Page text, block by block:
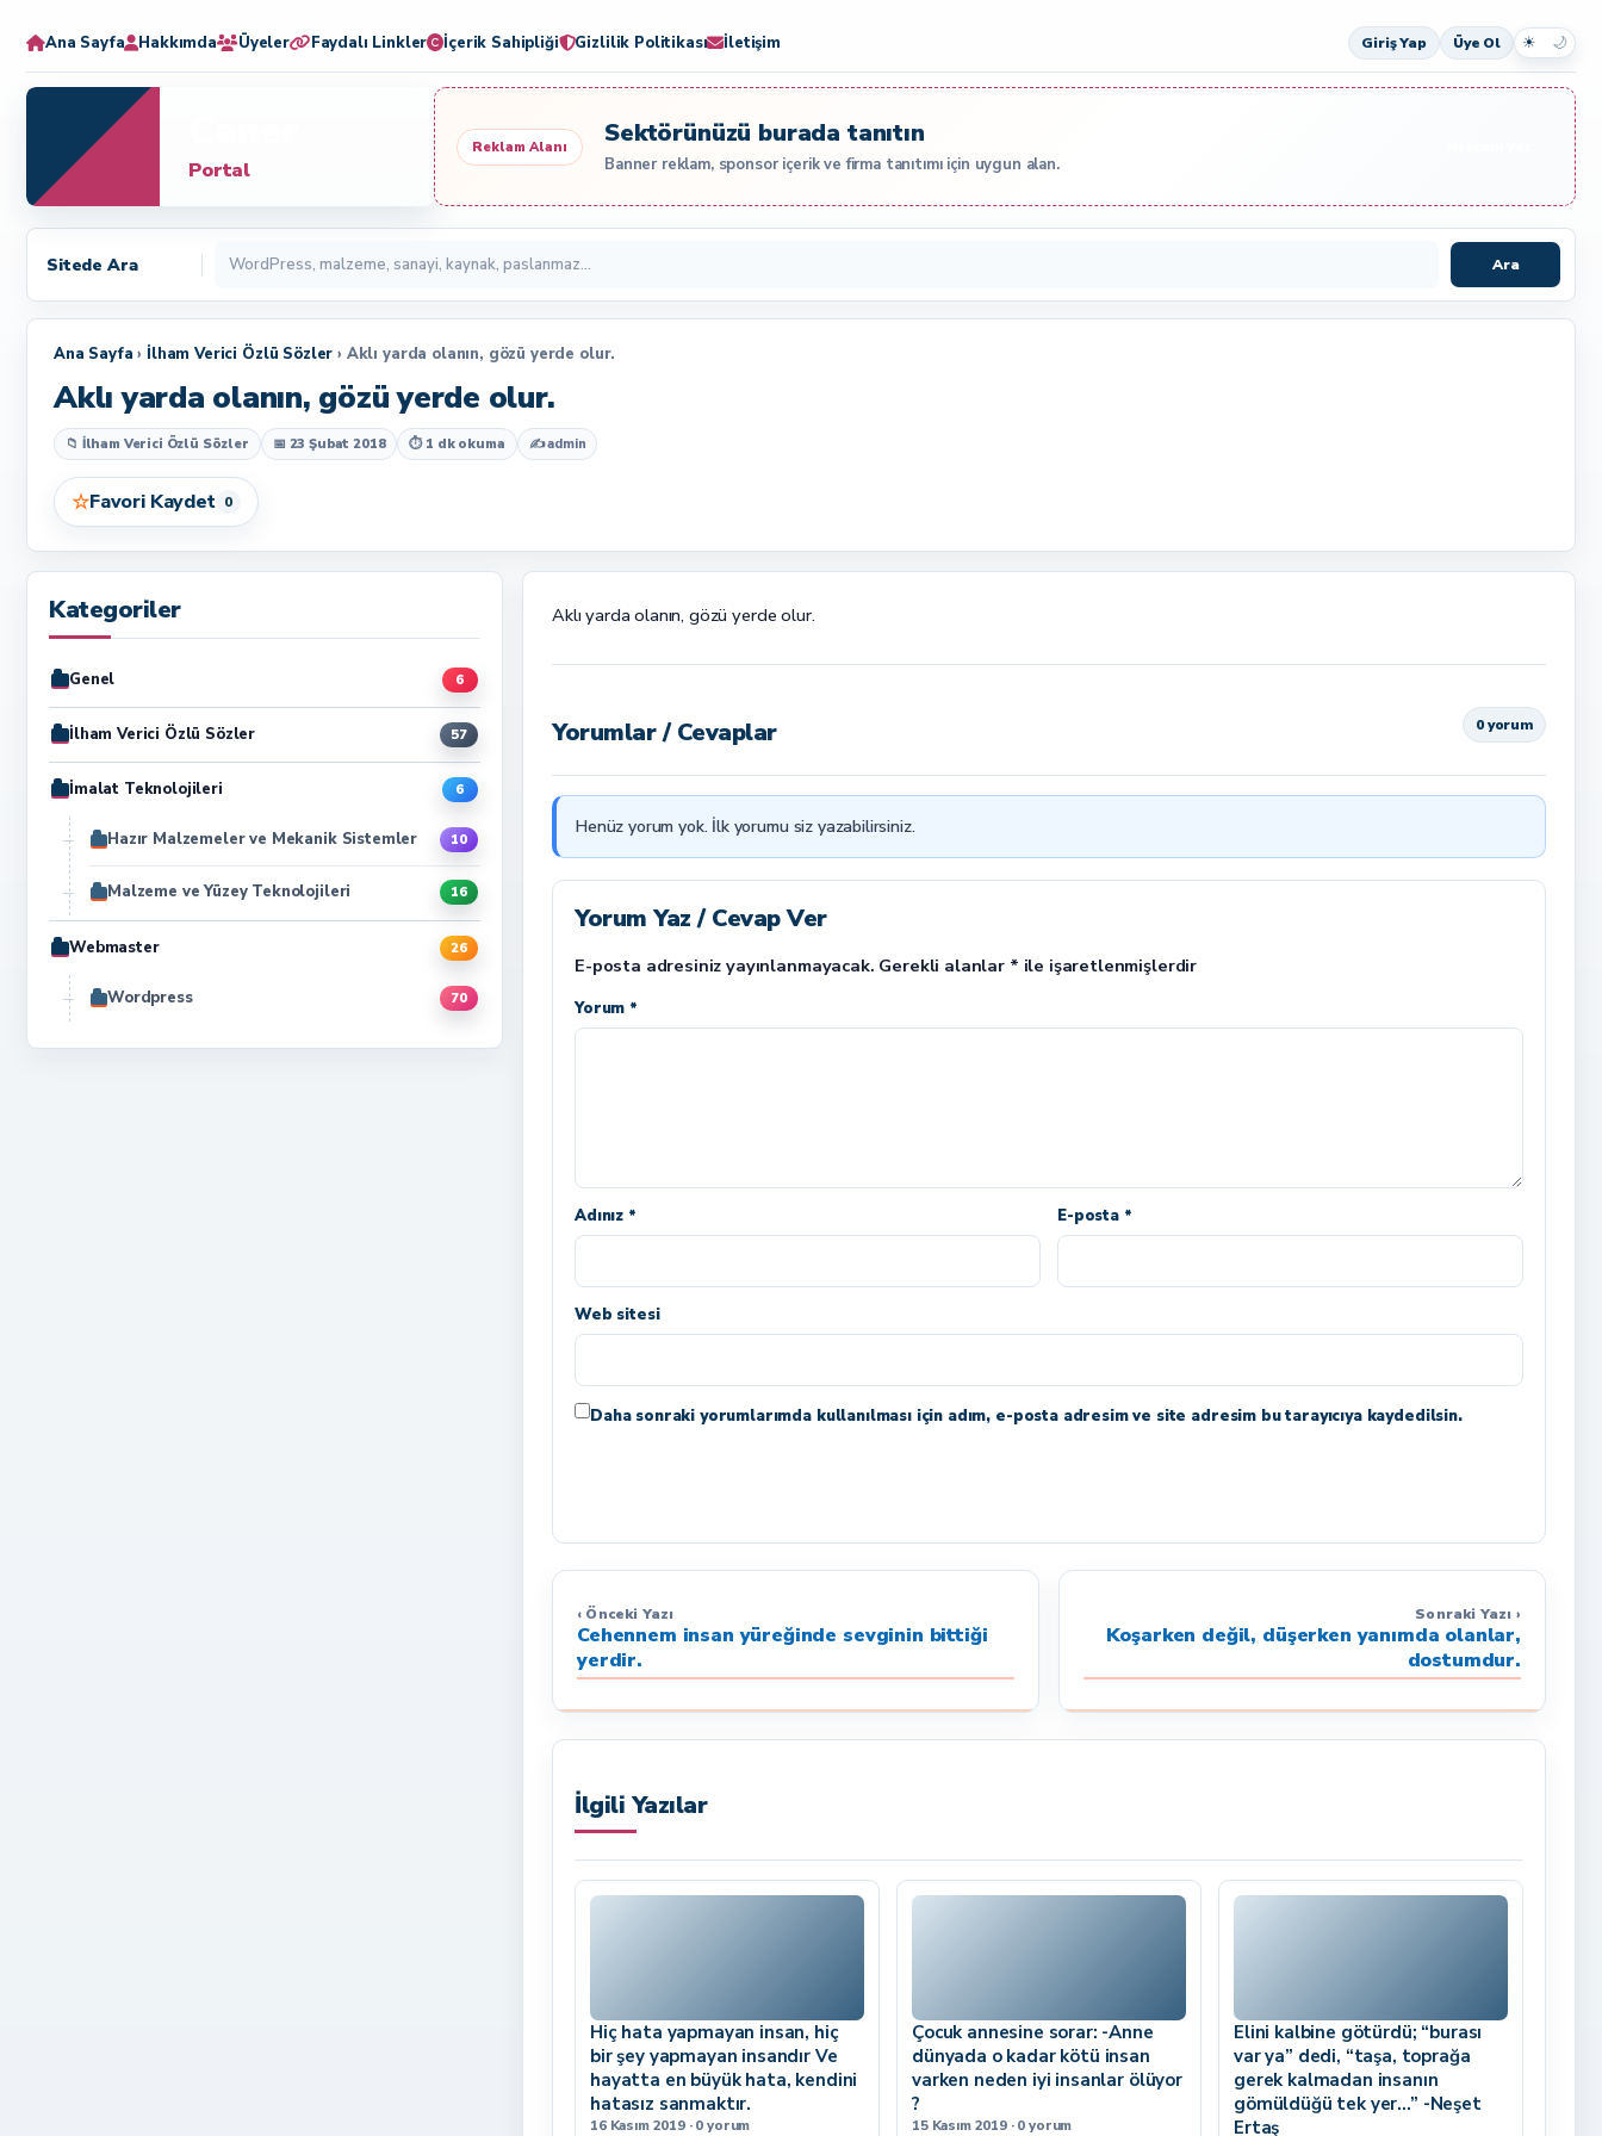
Ana Sayfa Hakkımda Üyeler Faydalı Linkler İçerik Sahipliği Gizlilik Politikası İletişim Giriş Yap Üye Ol ☀ 🌙
Portal
Reklam Alanı Sektörünüzü burada tanıtın
Banner reklam, sponsor içerik ve firma tanıtımı için uygun alan.
Sitede Ara Ara
Ana Sayfa › İlham Verici Özlü Sözler › Aklı yarda olanın, gözü yerde olur.
Aklı yarda olanın, gözü yerde olur.
📁 İlham Verici Özlü Sözler 📅 23 Şubat 2018 ⏱ 1 dk okuma ✍admin
☆Favori Kaydet 0
Kategoriler
Genel 6
İlham Verici Özlü Sözler 57
İmalat Teknolojileri 6
Hazır Malzemeler ve Mekanik Sistemler 10
Malzeme ve Yüzey Teknolojileri 16
Webmaster 26
Wordpress 70
Aklı yarda olanın, gözü yerde olur.
Yorumlar / Cevaplar 0 yorum
Henüz yorum yok. İlk yorumu siz yazabilirsiniz.
Yorum Yaz / Cevap Ver
E-posta adresiniz yayınlanmayacak. Gerekli alanlar * ile işaretlenmişlerdir
Yorum *
Adınız * E-posta *
Web sitesi
Daha sonraki yorumlarımda kullanılması için adım, e-posta adresim ve site adresim bu tarayıcıya kaydedilsin.
‹ Önceki Yazı
Cehennem insan yüreğinde sevginin bittiği
yerdir.
Sonraki Yazı ›
Koşarken değil, düşerken yanımda olanlar,
dostumdur.
İlgili Yazılar
Hiç hata yapmayan insan, hiç
bir şey yapmayan insandır Ve
hayatta en büyük hata, kendini
hatasız sanmaktır.
16 Kasım 2019 · 0 yorum
Çocuk annesine sorar: -Anne
dünyada o kadar kötü insan
varken neden iyi insanlar ölüyor
?
15 Kasım 2019 · 0 yorum
Elini kalbine götürdü; “burası
var ya” dedi, “taşa, toprağa
gerek kalmadan insanın
gömüldüğü tek yer…” -Neşet
Ertaş